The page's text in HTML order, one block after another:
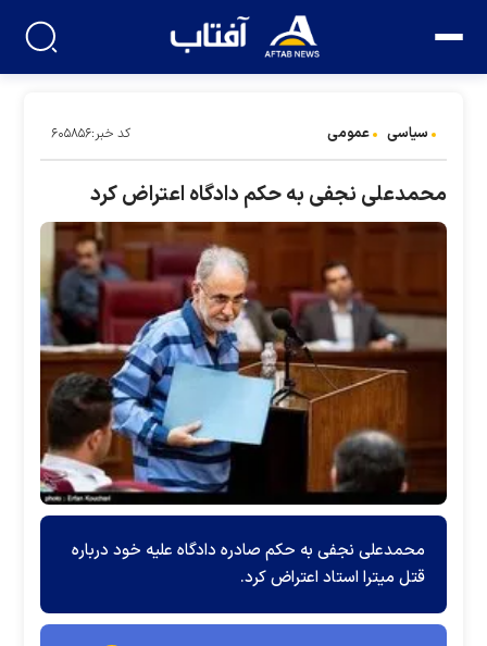
سیاسی عمومی کد خبر:۶۰۵۸۵۶
محمدعلی نجفی به حکم دادگاه اعتراض کرد
محمدعلی نجفی به حکم صادره دادگاه علیه خود درباره
قتل میترا استاد اعتراض کرد.